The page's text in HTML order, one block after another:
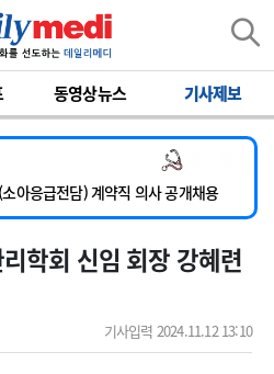
동영상뉴스 기사제보
턴 모집
임기제 임상의사 채용
아응급전담) 계약직 의사 공개채용
문의) 직원모집
던트1년차) 모집
모집
임기제 임상의사 채용
학회 신임 회장 강혜련
기사입력 2024.11.12 13:10